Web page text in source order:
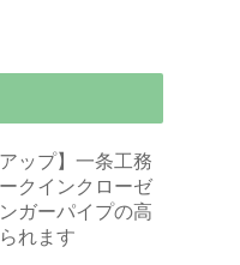
アップ】一条工務
クインクローゼ
ガーパイプの高
れます